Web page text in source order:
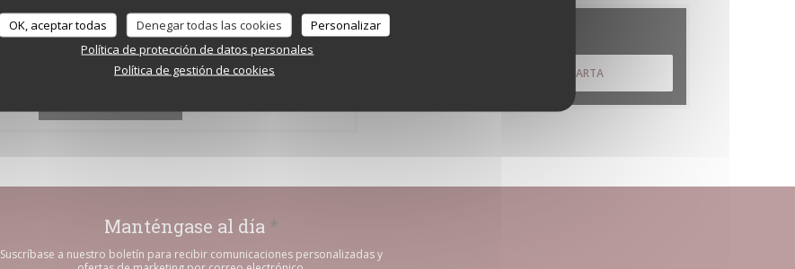
OK, aceptar todas Denegar todas las cookies
Personalizar
Política de protección de datos personales
Política de gestión de cookies
DESCUBRIR NUESTRA CARTA
Manténgase al día *
Suscríbase a nuestro boletín para recibir comunicaciones personalizadas y